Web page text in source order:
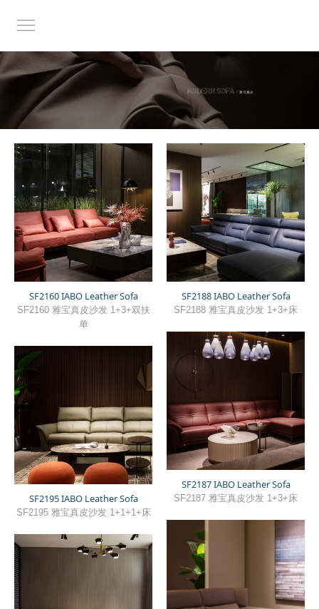
SF2160 IABO Leather Sofa
SF2160 雅宝真皮沙发 1+3+双扶
单
SF2188 IABO Leather Sofa
SF2188 雅宝真皮沙发 1+3+床
SF2187 IABO Leather Sofa
SF2187 雅宝真皮沙发 1+3+床
SF2195 IABO Leather Sofa
SF2195 雅宝真皮沙发 1+1+1+床